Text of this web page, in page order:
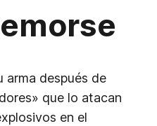
arma después de
que lo atacan
en el